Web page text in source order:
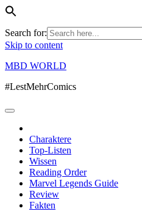
Search for:
Skip to content
MBD WORLD
#LestMehrComics
Charaktere
Top-Listen
Wissen
Reading Order
Marvel Legends Guide
Review
Fakten